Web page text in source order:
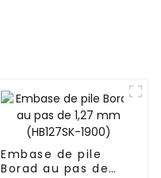
Embase de pile
Borad au pas de